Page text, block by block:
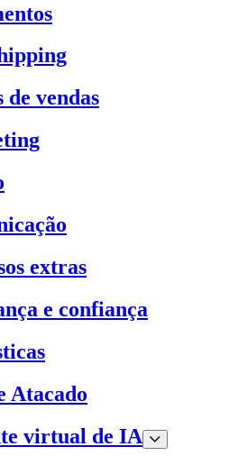
de vendas
extras
e confiança
Atacado
virtual de IA